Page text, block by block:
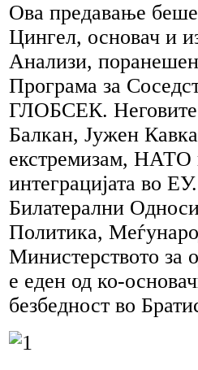
Ова предавање
Цингел, основач и
Анализи,
Програма за
ГЛОБСЕК. Неговите
Балкан, Јужен
екстремизам, НАТО
интеграцијата во
Билатерални
Политика,
Министерството за
е еден од ко-
безбедност во